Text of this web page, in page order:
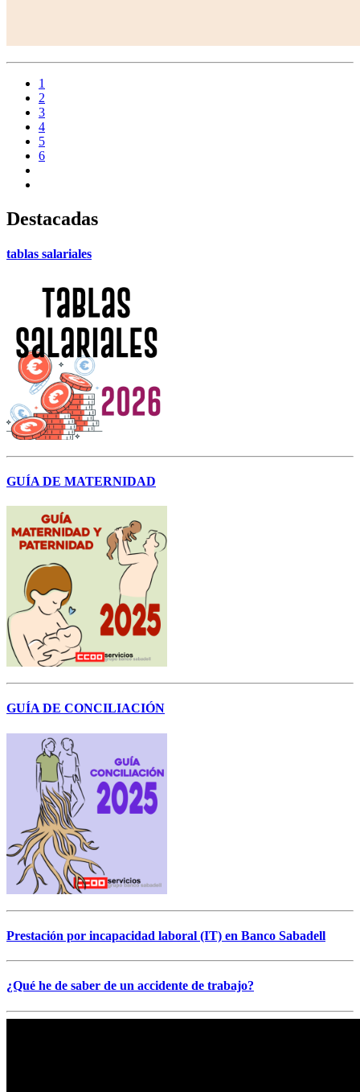
1
2
3
4
5
6
Destacadas
tablas salariales
GUÍA DE MATERNIDAD
GUÍA DE CONCILIACIÓN
Prestación por incapacidad laboral (IT) en Banco Sabadell
¿Qué he de saber de un accidente de trabajo?